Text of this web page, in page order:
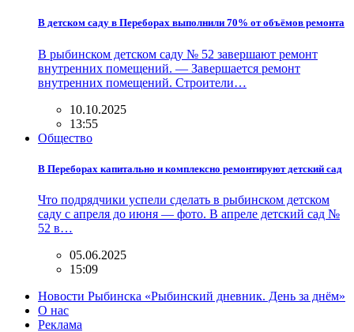
В детском саду в Переборах выполнили 70% от объёмов ремонта
В рыбинском детском саду № 52 завершают ремонт
внутренних помещений. — Завершается ремонт
внутренних помещений. Строители…
10.10.2025
13:55
Общество
В Переборах капитально и комплексно ремонтируют детский сад
Что подрядчики успели сделать в рыбинском детском
саду с апреля до июня — фото. В апреле детский сад №
52 в…
05.06.2025
15:09
Новости Рыбинска «Рыбинский дневник. День за днём»
О нас
Реклама